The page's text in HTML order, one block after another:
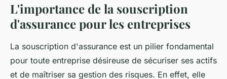
L'importance de la souscription
d'assurance pour les entreprises
La souscription d'assurance est un pilier fondamental
pour toute entreprise désireuse de sécuriser ses actifs
et de maîtriser sa gestion des risques. En effet, elle